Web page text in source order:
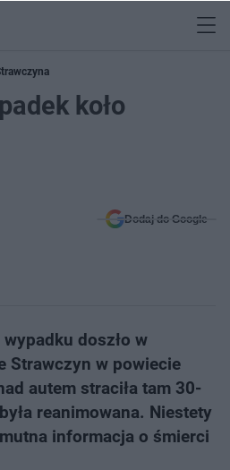
koło
Dodaj do Google
doszło w
Strawczyn w powiecie
autem straciła tam 30-
reanimowana. Niestety
informacja o śmierci